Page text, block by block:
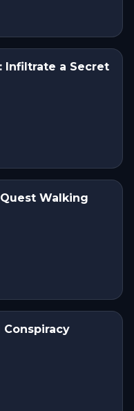
Infiltrate a Secret
ROMANTIC ADVENTURE
Walking
Conspiracy